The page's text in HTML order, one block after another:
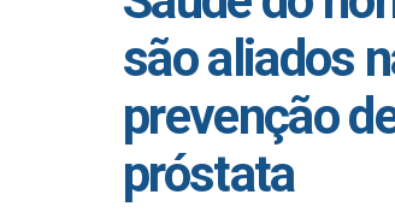
são aliados
prevenção
próstata